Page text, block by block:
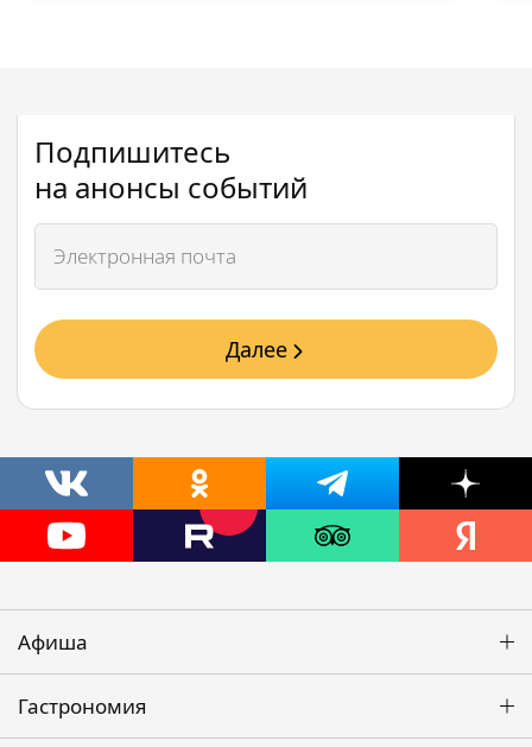
Подпишитесь
на анонсы событий
Далее
Афиша
Гастрономия